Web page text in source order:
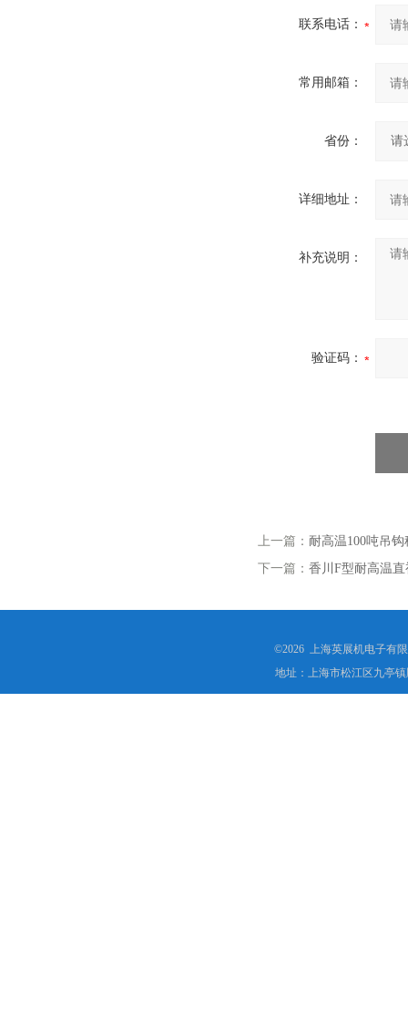
联系电话：
常用邮箱：
省份：
详细地址：
补充说明：
验证码：
上一篇： 耐高温100吨吊
下一篇： 香川F型耐高温
©2026 上海英展机电子有
地址：上海市松江区九亭镇